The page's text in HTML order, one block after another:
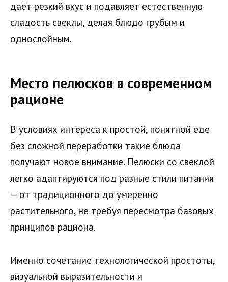
даёт резкий вкус и подавляет естественную
сладость свеклы, делая блюдо грубым и
однослойным.
Место пелюсков в современном
рационе
В условиях интереса к простой, понятной еде
без сложной переработки такие блюда
получают новое внимание. Пелюски со свеклой
легко адаптируются под разные стили питания
— от традиционного до умеренно
растительного, не требуя пересмотра базовых
принципов рациона.
Именно сочетание технологической простоты,
визуальной выразительности и